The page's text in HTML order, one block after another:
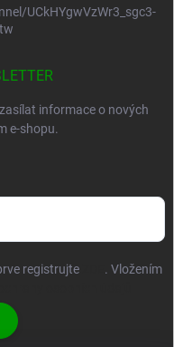
UCkHYgwVzWr3_sgc3-
informace o nových
e-shopu.
registrujte
. Vložením